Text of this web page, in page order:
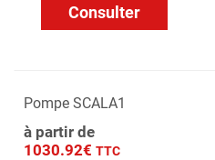
Consulter
Pompe SCALA1
à partir de
1030.92€ TTC